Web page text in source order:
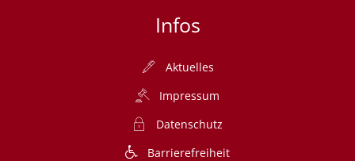
Infos
Aktuelles
Impressum
Datenschutz
Barrierefreiheit